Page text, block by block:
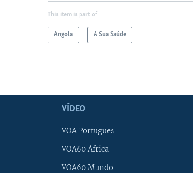
This item is part of
Angola A Sua Saúde
VÍDEO
VOA Portugues
VOA60 África
VOA60 Mundo